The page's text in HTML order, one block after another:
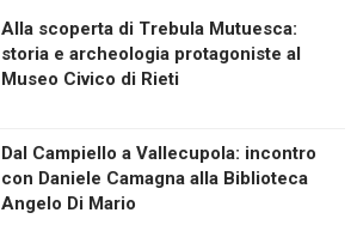
Alla scoperta di Trebula Mutuesca:
storia e archeologia protagoniste al
Museo Civico di Rieti
Dal Campiello a Vallecupola: incontro
con Daniele Camagna alla Biblioteca
Angelo Di Mario